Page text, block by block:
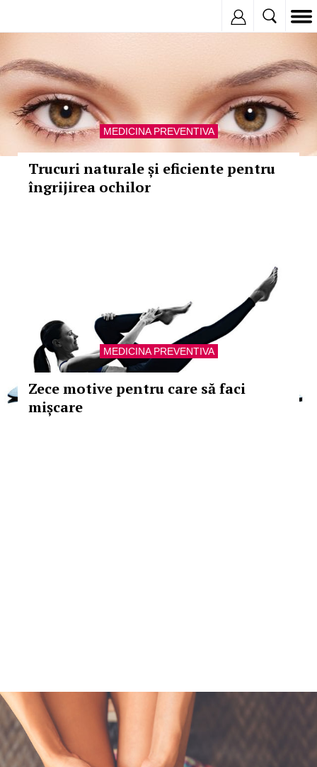
MEDICINA PREVENTIVA
Trucuri naturale și eficiente pentru
îngrijirea ochilor
MEDICINA PREVENTIVA
Zece motive pentru care să faci
mișcare